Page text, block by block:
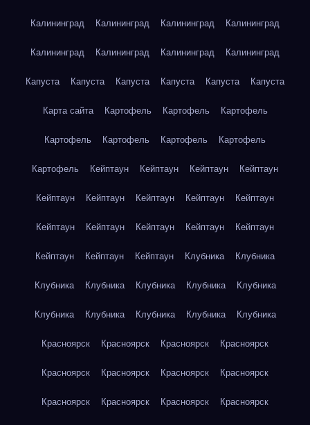
Калининград Калининград Калининград Калининград
Калининград Калининград Калининград Калининград
Капуста Капуста Капуста Капуста Капуста Капуста
Карта сайта Картофель Картофель Картофель
Картофель Картофель Картофель Картофель
Картофель Кейптаун Кейптаун Кейптаун Кейптаун
Кейптаун Кейптаун Кейптаун Кейптаун Кейптаун
Кейптаун Кейптаун Кейптаун Кейптаун Кейптаун
Кейптаун Кейптаун Кейптаун Клубника Клубника
Клубника Клубника Клубника Клубника Клубника
Клубника Клубника Клубника Клубника Клубника
Красноярск Красноярск Красноярск Красноярск
Красноярск Красноярск Красноярск Красноярск
Красноярск Красноярск Красноярск Красноярск